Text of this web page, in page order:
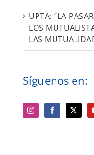
UPTA: “LA
LOS
LAS
Síguenos en: